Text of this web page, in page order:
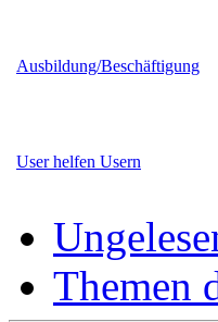
Ausbildung/Beschäftigung
User helfen Usern
Themen